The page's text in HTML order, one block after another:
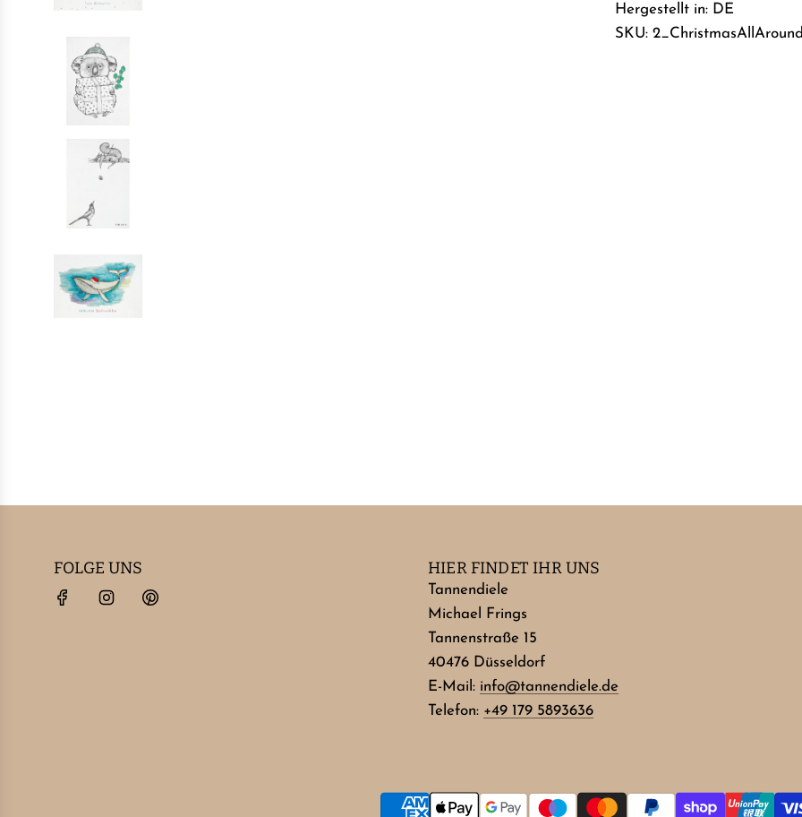
Hergestellt in: DE
SKU:
FOLGE UNS HIER FINDET IHR UNS
Tannendiele
Michael Frings
Tannenstraße 15
40476 Düsseldorf
E-Mail: info@tannendiele.de
Telefon: +49 179 5893636